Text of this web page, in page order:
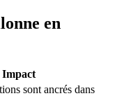
en
Impact
sont ancrés dans